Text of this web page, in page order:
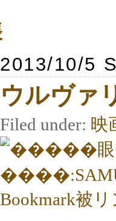
2013/10/5
ウルヴァ
Filed under: 映